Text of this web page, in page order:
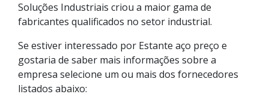
Soluções Industriais criou a maior gama de
fabricantes qualificados no setor industrial.
Se estiver interessado por Estante aço preço e
gostaria de saber mais informações sobre a
empresa selecione um ou mais dos fornecedores
listados abaixo: